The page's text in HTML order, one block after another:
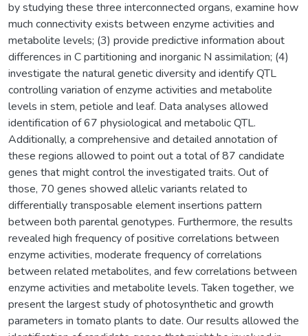
by studying these three interconnected organs, examine how
much connectivity exists between enzyme activities and
metabolite levels; (3) provide predictive information about
differences in C partitioning and inorganic N assimilation; (4)
investigate the natural genetic diversity and identify QTL
controlling variation of enzyme activities and metabolite
levels in stem, petiole and leaf. Data analyses allowed
identification of 67 physiological and metabolic QTL.
Additionally, a comprehensive and detailed annotation of
these regions allowed to point out a total of 87 candidate
genes that might control the investigated traits. Out of
those, 70 genes showed allelic variants related to
differentially transposable element insertions pattern
between both parental genotypes. Furthermore, the results
revealed high frequency of positive correlations between
enzyme activities, moderate frequency of correlations
between related metabolites, and few correlations between
enzyme activities and metabolite levels. Taken together, we
present the largest study of photosynthetic and growth
parameters in tomato plants to date. Our results allowed the